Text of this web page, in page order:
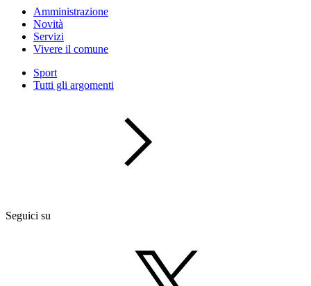
Amministrazione
Novità
Servizi
Vivere il comune
Sport
Tutti gli argomenti
Seguici su